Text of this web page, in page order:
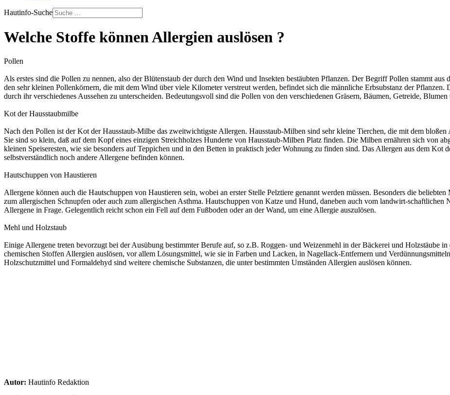
Hautinfo-Suche
Welche Stoffe können Allergien auslösen ?
Pollen
Als erstes sind die Pollen zu nennen, also der Blütenstaub der durch den Wind und Insekten bestäubten Pflanzen. Der Begriff Pollen stammt aus
den sehr kleinen Pollenkörnern, die mit dem Wind über viele Kilometer verstreut werden, befindet sich die männliche Erbsubstanz der
durch ihr verschiedenes Aussehen zu unterscheiden. Bedeutungsvoll sind die Pollen von den verschiedenen Gräsern, Bäumen, Getreide,
Kot der Hausstaubmilbe
Nach den Pollen ist der Kot der Hausstaub-Milbe das zweitwichtigste Allergen. Hausstaub-Milben sind sehr kleine Tierchen, die mit dem
Sie sind so klein, daß auf dem Kopf eines einzigen Streichholzes Hunderte von Hausstaub-Milben Platz finden. Die Milben ernähren sich von
kleinen Speiseresten, wie sie besonders auf Teppichen und in den Betten in praktisch jeder Wohnung zu finden sind. Das Allergen aus dem
selbstverständlich noch andere Allergene befinden können.
Hautschuppen von Haustieren
Allergene können auch die Hautschuppen von Haustieren sein, wobei an erster Stelle Pelztiere genannt werden müssen. Besonders die
zum allergischen Schnupfen oder auch zum allergischen Asthma. Hautschuppen von Katze und Hund, daneben auch vom landwirt-
Allergene in Frage. Gelegentlich reicht schon ein Fell auf dem Fußboden oder an der Wand, um eine Allergie auszulösen.
Mehl und Holzstaub
Einige Allergene treten bevorzugt bei der Ausübung bestimmter Berufe auf, so z.B. Roggen- und Weizenmehl in der Bäckerei und Holzstäube
chemischen Stoffen Allergien auslösen, vor allem Lösungsmittel, wie sie in Farben und Lacken, in Nagellack-Entfernern und
Holzschutzmittel und Formaldehyd sind weitere chemische Substanzen, die unter bestimmten Umständen Allergien auslösen können.
Autor: Hautinfo Redaktion